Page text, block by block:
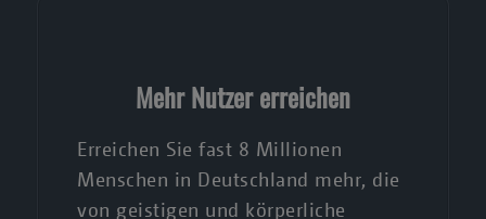
Mehr Nutzer erreichen
Erreichen Sie fast 8 Millionen
Menschen in Deutschland mehr, die
von geistigen und körperliche